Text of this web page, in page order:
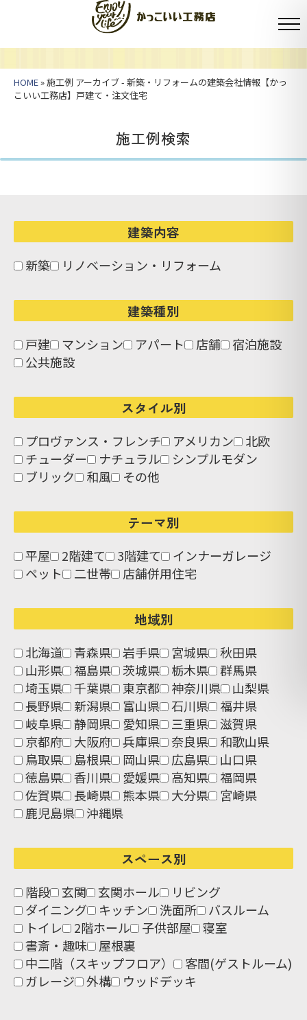
HOME» 施工例 アーカイブ - 新築・リフォームの建築会社情報【かっ
こいい工務店】戸建て・注文住宅
施工例検索
建築内容
新築 リノベーション・リフォーム
建築種別
戸建 マンション アパート 店舗
宿泊施設
公共施設
スタイル別
プロヴァンス・フレンチ アメリカン
北欧
チューダー
ナチュラル
シンプルモダン
ブリック
和風 その他
テーマ別
平屋 2階建て 3階建て
インナーガレージ
ペット
二世帯 店舗併用住宅
地域別
北海道 青森県 岩手県 宮城県
秋田県
山形県
福島県 茨城県 栃木県
群馬県
埼玉県
千葉県 東京都 神奈川県
山梨県
長野県
新潟県 富山県 石川県
福井県
岐阜県
静岡県 愛知県 三重県
滋賀県
京都府
大阪府 兵庫県 奈良県
和歌山県
鳥取県
島根県 岡山県 広島県
山口県
徳島県
香川県 愛媛県 高知県
福岡県
佐賀県
長崎県 熊本県 大分県
宮崎県
鹿児島県
沖縄県
スペース別
階段 玄関 玄関ホール
リビング
ダイニング
キッチン 洗面所
バスルーム
トイレ
2階ホール 子供部屋
寝室
書斎・趣味
屋根裏
中二階（スキップフロア）
客間(ゲストルーム)
ガレージ
外構 ウッドデッキ